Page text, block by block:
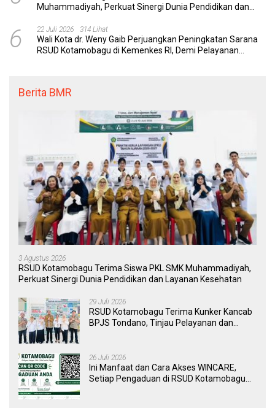
Muhammadiyah, Perkuat Sinergi Dunia Pendidikan dan
6 22 Juli 2026 314 Lihat
Wali Kota dr. Weny Gaib Perjuangkan Peningkatan Sarana
RSUD Kotamobagu di Kemenkes RI, Demi Pelayanan
Berita BMR
3 Agustus 2026
RSUD Kotamobagu Terima Siswa PKL SMK Muhammadiyah,
Perkuat Sinergi Dunia Pendidikan dan Layanan Kesehatan
29 Juli 2026
RSUD Kotamobagu Terima Kunker Kancab
BPJS Tondano, Tinjau Pelayanan dan
26 Juli 2026
Ini Manfaat dan Cara Akses WINCARE,
Setiap Pengaduan di RSUD Kotamobagu